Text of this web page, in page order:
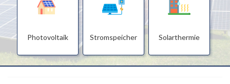
Photovoltaik Stromspeicher Solarthermie